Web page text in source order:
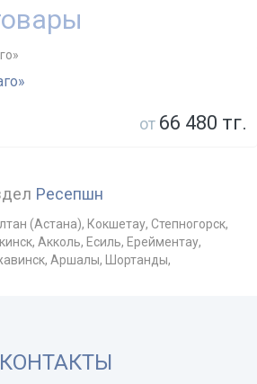
от 66 480 тг.
Ресепшн
(Астана), Кокшетау, Степногорск,
Акколь, Есиль, Ерейментау,
Аршалы, Шортанды,
КОНТАКТЫ